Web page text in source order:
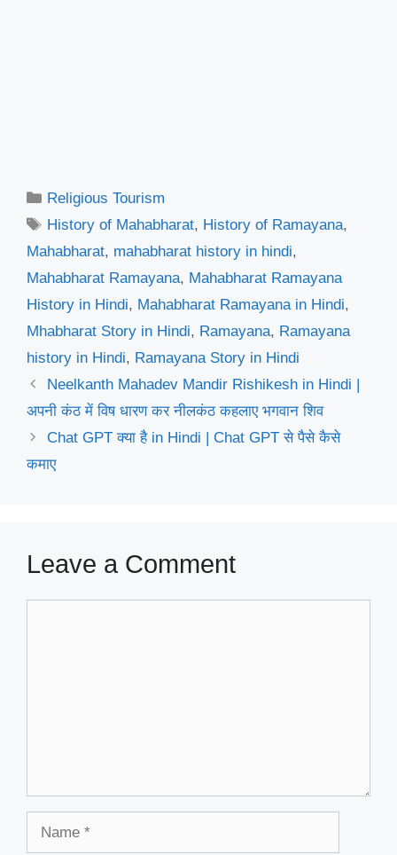
Categories
Religious Tourism
Tags
History of Mahabharat, History of Ramayana,
Mahabharat, mahabharat history in hindi,
Mahabharat Ramayana, Mahabharat Ramayana
History in Hindi, Mahabharat Ramayana in Hindi,
Mhabharat Story in Hindi, Ramayana, Ramayana
history in Hindi, Ramayana Story in Hindi
Neelkanth Mahadev Mandir Rishikesh in Hindi |
अपनी कंठ में विष धारण कर नीलकंठ कहलाए भगवान शिव
Chat GPT क्या है in Hindi | Chat GPT से पैसे कैसे
कमाए
Leave a Comment